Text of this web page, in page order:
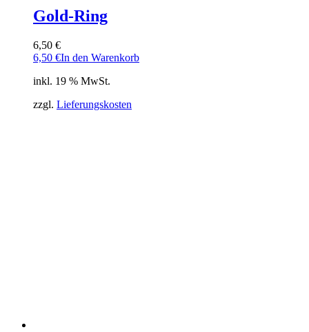
Gold-Ring
6,50 €
6,50 €In den Warenkorb
inkl. 19 % MwSt.
zzgl. Lieferungskosten